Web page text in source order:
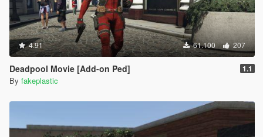
4.91 61.100 207
Deadpool Movie [Add-on Ped] 1.1
By fakeplastic